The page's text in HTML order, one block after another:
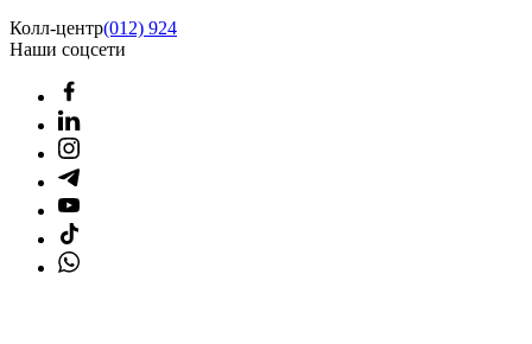
Колл-центр(012) 924
Наши соцсети